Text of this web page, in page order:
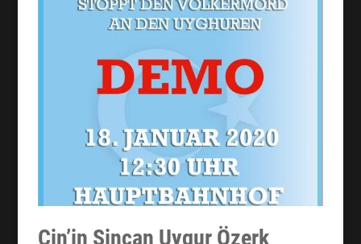
Çin’in Sincan Uygur Özerk